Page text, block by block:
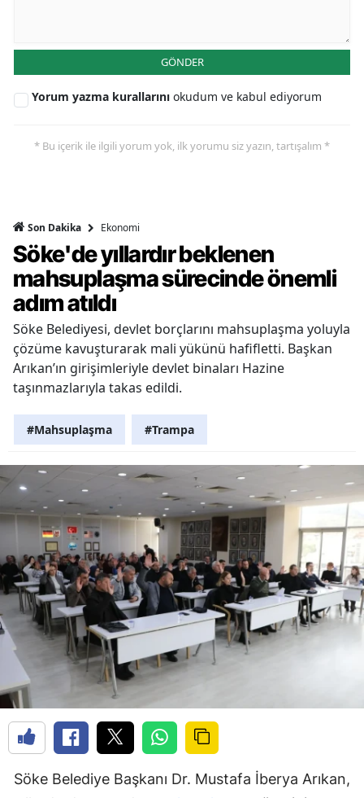
GÖNDER
Yorum yazma kurallarını okudum ve kabul ediyorum
* Bu içerik ile ilgili yorum yok, ilk yorumu siz yazın, tartışalım *
Son Dakika Ekonomi
Söke'de yıllardır beklenen
mahsuplaşma sürecinde önemli
adım atıldı
Söke Belediyesi, devlet borçlarını mahsuplaşma yoluyla
çözüme kavuşturarak mali yükünü hafifletti. Başkan
Arıkan’ın girişimleriyle devlet binaları Hazine
taşınmazlarıyla takas edildi.
#Mahsuplaşma #Trampa
Söke Belediye Başkanı Dr. Mustafa İberya Arıkan,